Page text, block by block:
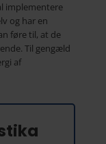
implementere
og har en
føre til, at de
Til gengæld
af